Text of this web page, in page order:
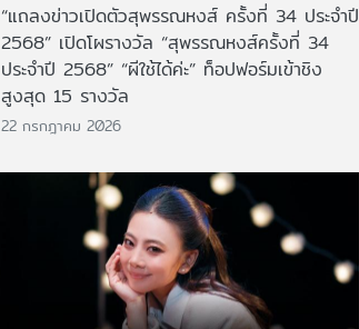
“แถลงข่าวเปิดตัวสุพรรณหงส์ ครั้งที่ 34 ประจำปี
2568” เปิดโผรางวัล “สุพรรณหงส์ครั้งที่ 34
ประจำปี 2568” “ผีใช้ได้ค่ะ” ท็อปฟอร์มเข้าชิง
สูงสุด 15 รางวัล
22 กรกฎาคม 2026